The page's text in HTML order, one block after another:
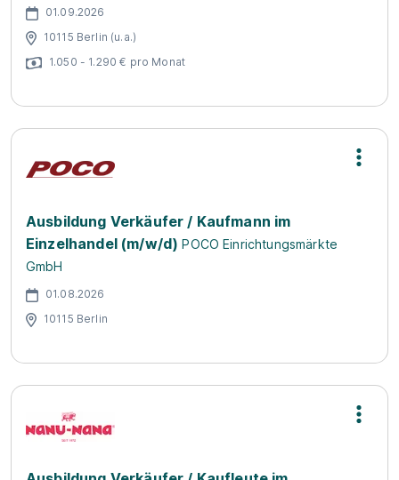
01.09.2026
10115 Berlin (u.a.)
1.050 - 1.290 € pro Monat
Ausbildung Verkäufer / Kaufmann im
Einzelhandel (m/w/d) POCO Einrichtungsmärkte
GmbH
01.08.2026
10115 Berlin